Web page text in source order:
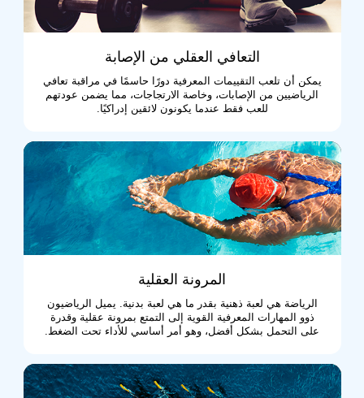
التعافي العقلي من الإصابة
يمكن أن تلعب التقييمات المعرفية دورًا حاسمًا في مراقبة تعافي
الرياضيين من الإصابات، وخاصة الارتجاجات، مما يضمن عودتهم
للعب فقط عندما يكونون لائقين إدراكيًا.
المرونة العقلية
الرياضة هي لعبة ذهنية بقدر ما هي لعبة بدنية. يميل الرياضيون
ذوو المهارات المعرفية القوية إلى التمتع بمرونة عقلية وقدرة
على التحمل بشكل أفضل، وهو أمر أساسي للأداء تحت الضغط.